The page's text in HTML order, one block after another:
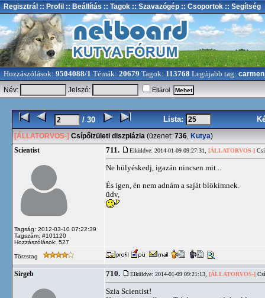
Regisztrál :: Profil :: Beállítás :: Tagok :: Szavazógép :: Csoportok :: Segítség
Hozzászólások: 9504088/1 Témák: 20679 Tagok: 113768 Legújabb tag:
Név:
Jelszó: Eltárol
/ 30 Lista:
[ÁLLATORVOS-] Csípőizületi diszplázia (üzenet: 736, Kutya)
Scientist
Tagság: 2012-03-10 07:22:39
Tagszám: #101120
Hozzászólások: 527
711. Elküldve: 2014-01-09 09:27:31, [ÁLLATORVOS-]
Ne hülyéskedj, igazán nincsen mit...
És igen, én nem adnám a saját blökimnek.
üdv,
Törzstag
Sirgeb 710. Elküldve: 2014-01-09 09:21:13, [ÁLLATORVOS-]
Szia Scientist!